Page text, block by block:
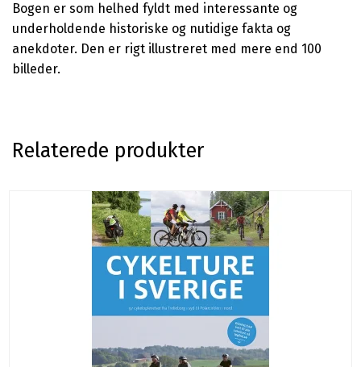
Bogen er som helhed fyldt med interessante og
underholdende historiske og nutidige fakta og
anekdoter. Den er rigt illustreret med mere end 100
billeder.
Relaterede produkter